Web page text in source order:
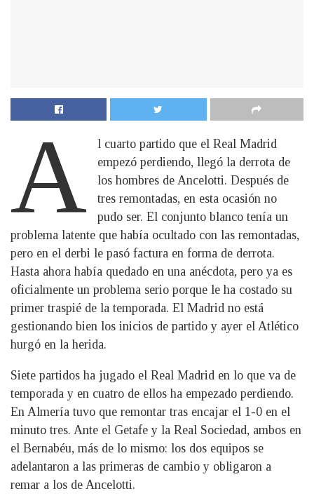
A
l cuarto partido que el Real Madrid
empezó perdiendo, llegó la derrota de
los hombres de Ancelotti. Después de
tres remontadas, en esta ocasión no
pudo ser. El conjunto blanco tenía un
problema latente que había ocultado con las remontadas,
pero en el derbi le pasó factura en forma de derrota.
Hasta ahora había quedado en una anécdota, pero ya es
oficialmente un problema serio porque le ha costado su
primer traspié de la temporada. El Madrid no está
gestionando bien los inicios de partido y ayer el Atlético
hurgó en la herida.
Siete partidos ha jugado el Real Madrid en lo que va de
temporada y en cuatro de ellos ha empezado perdiendo.
En Almería tuvo que remontar tras encajar el 1-0 en el
minuto tres. Ante el Getafe y la Real Sociedad, ambos en
el Bernabéu, más de lo mismo: los dos equipos se
adelantaron a las primeras de cambio y obligaron a
remar a los de Ancelotti.